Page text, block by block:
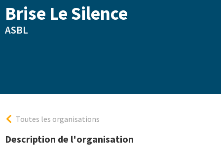
Brise Le Silence
ASBL
Toutes les organisations
Description de l'organisation